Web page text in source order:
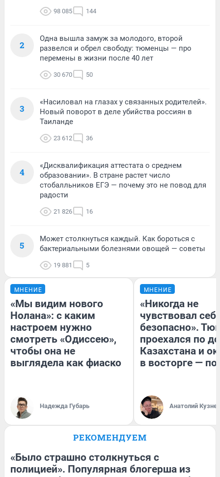
98 085 144
2
Одна вышла замуж за молодого, второй
развелся и обрел свободу: тюменцы — про
перемены в жизни после 40 лет
30 670 50
3
«Насиловал на глазах у связанных родителей».
Новый поворот в деле убийства россиян в
Таиланде
23 612 36
4
«Дисквалификация аттестата о среднем
образовании». В стране растет число
стобалльников ЕГЭ — почему это не повод для
радости
21 826 16
5
Может столкнуться каждый. Как бороться с
бактериальными болезнями овощей — советы
19 881 5
МНЕНИЕ
«Мы видим нового
Нолана»: с каким
настроем нужно
смотреть «Одиссею»,
чтобы она не
выглядела как фиаско
Надежда Губарь
МНЕНИЕ
«Никогда не
чувствовал
безопасно».
проехался по
Казахстана и
в восторге —
Анатолий
РЕКОМЕНДУЕМ
«Было страшно столкнуться с
полицией». Популярная блогерша из